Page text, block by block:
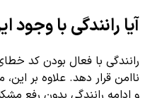
آیا رانندگی با
رانندگی با فعال بودن کد
ناامن قرار دهد. علاوه بر